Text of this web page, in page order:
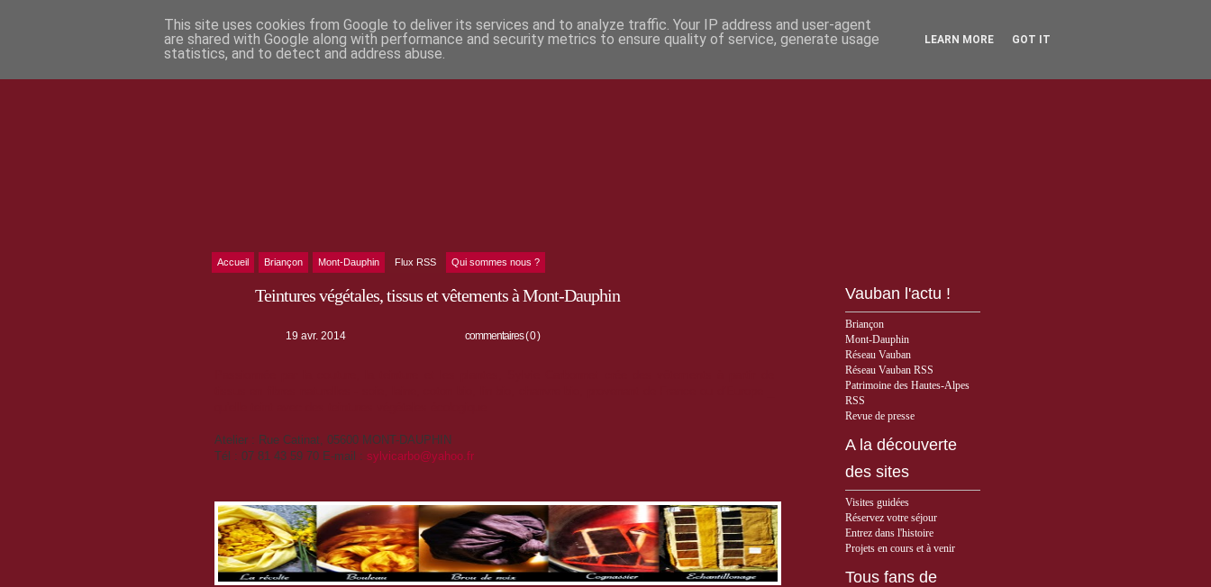
Accueil Briançon Mont-Dauphin Flux RSS Qui sommes nous ?
Teintures végétales, tissus et vêtements à Mont-Dauphin
19 avr. 2014 commentaires ( 0 )
Atelier : Rue Catinat, 05600 MONT-DAUPHIN
Tél : 07 81 43 59 70 E-mail : sylvicarbo@yahoo.fr
Vauban l'actu !
Briançon
Mont-Dauphin
Réseau Vauban
Réseau Vauban RSS
Patrimoine des Hautes-Alpes
RSS
Revue de presse
A la découverte
des sites
Visites guidées
Réservez votre séjour
Entrez dans l'histoire
Projets en cours et à venir
Tous fans de
This site uses cookies from Google to deliver its services and to analyze traffic. Your IP address and user-agent
are shared with Google along with performance and security metrics to ensure quality of service, generate usage
statistics, and to detect and address abuse.
LEARN MORE GOT IT